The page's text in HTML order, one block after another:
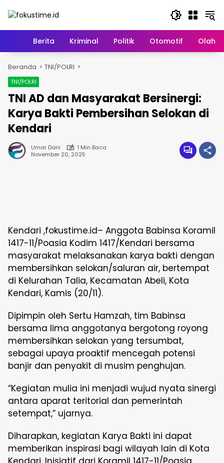
HomeBerita Kriminal Politik Otomotif
Beranda TNI/POLRI
TNI/POLRI
TNI AD dan Masyarakat Bersinergi:
Karya Bakti Pembersihan Selokan di
Kendari
Umar Dani
1 Min Baca
November 20, 2025
Kendari ,fokustime.id– Anggota Babinsa Koramil
1417-11/Poasia Kodim 1417/Kendari bersama
masyarakat melaksanakan karya bakti dengan
membersihkan selokan/saluran air, bertempat
di Kelurahan Talia, Kecamatan Abeli, Kota
Kendari, Kamis (20/11).
Dipimpin oleh Sertu Hamzah, tim Babinsa
bersama lima anggotanya bergotong royong
membersihkan selokan yang tersumbat,
sebagai upaya proaktif mencegah potensi
banjir dan penyakit di musim penghujan.
“Kegiatan mulia ini menjadi wujud nyata sinergi
antara aparat teritorial dan pemerintah
setempat,” ujarnya.
Diharapkan, kegiatan Karya Bakti ini dapat
memberikan inspirasi bagi wilayah lain di Kota